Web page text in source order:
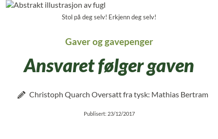
Stol på deg selv! Erkjenn deg selv!
Gaver og gavepenger
Ansvaret følger gaven
Christoph Quarch Oversatt fra tysk: Mathias Bertram
Publisert: 23/12/2017